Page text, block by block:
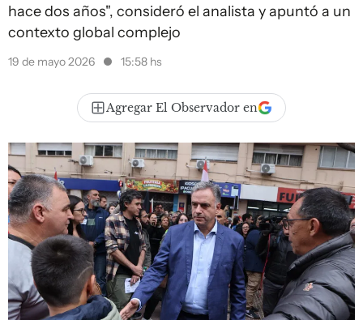
hace dos años", consideró el analista y apuntó a un
contexto global complejo
19 de mayo 2026 15:58 hs
Agregar El Observador en